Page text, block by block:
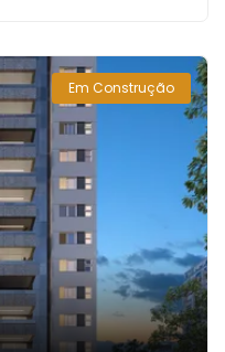
Em Construção